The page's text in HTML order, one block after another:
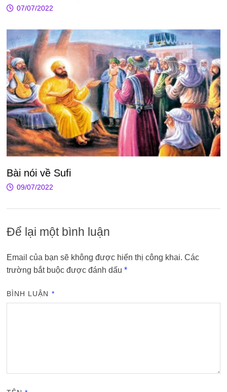
07/07/2022
Bài nói về Sufi
09/07/2022
Để lại một bình luận
Email của bạn sẽ không được hiển thị công khai. Các
trường bắt buộc được đánh dấu *
BÌNH LUẬN *